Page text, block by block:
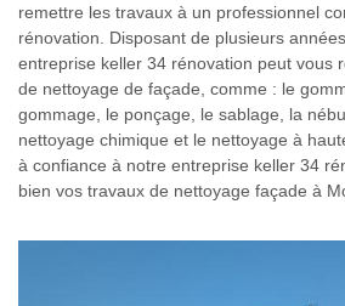
remettre les travaux à un professionnel
rénovation. Disposant de plusieurs
entreprise keller 34 rénovation peut vous
de nettoyage de façade, comme : le
gommage, le ponçage, le sablage, la
nettoyage chimique et le nettoyage à
à confiance à notre entreprise keller 34
bien vos travaux de nettoyage façade à